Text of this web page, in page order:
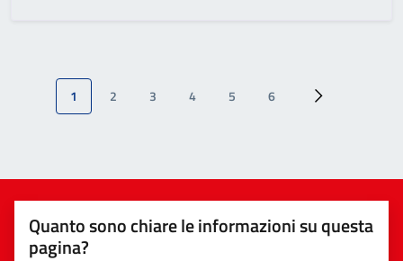
1 2 3 4 5 6
Quanto sono chiare le informazioni su questa
pagina?